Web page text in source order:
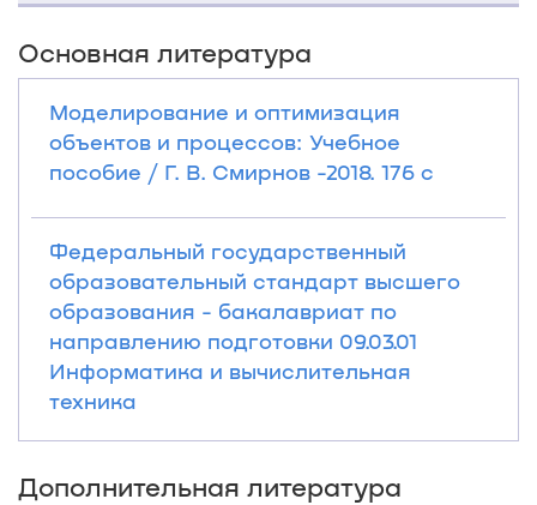
Основная литература
Моделирование и оптимизация
объектов и процессов: Учебное
пособие / Г. В. Смирнов -2018. 176 с
Федеральный государственный
образовательный стандарт высшего
образования - бакалавриат по
направлению подготовки 09.03.01
Информатика и вычислительная
техника
Дополнительная литература